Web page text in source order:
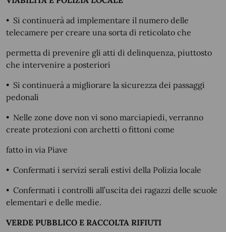
• Si continuerà ad implementare il numero delle
telecamere per creare una sorta di reticolato che
permetta di prevenire gli atti di delinquenza, piuttosto
che intervenire a posteriori
• Si continuerà a migliorare la sicurezza dei passaggi
pedonali
• Nelle zone dove non vi sono marciapiedi, verranno
create protezioni con archetti o fittoni come
fatto in via Piave
• Confermati i servizi serali estivi della Polizia locale
• Confermati i controlli all’uscita dei ragazzi delle scuole
elementari e delle medie.
VERDE PUBBLICO E RACCOLTA RIFIUTI